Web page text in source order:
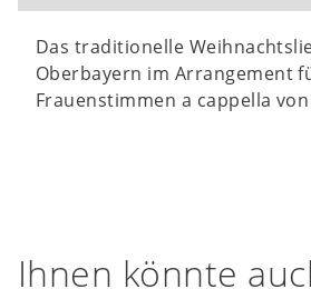
Das traditionelle
Oberbayern im Arrangement
Frauenstimmen a cappella
Ihnen könnte